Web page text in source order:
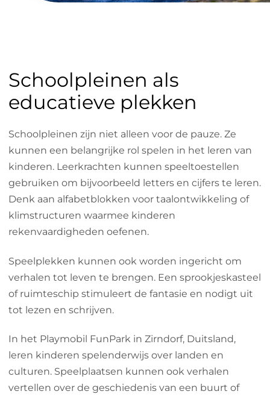
Schoolpleinen als
educatieve plekken
Schoolpleinen zijn niet alleen voor de pauze. Ze
kunnen een belangrijke rol spelen in het leren van
kinderen. Leerkrachten kunnen speeltoestellen
gebruiken om bijvoorbeeld letters en cijfers te leren.
Denk aan alfabetblokken voor taalontwikkeling of
klimstructuren waarmee kinderen
rekenvaardigheden oefenen.
Speelplekken kunnen ook worden ingericht om
verhalen tot leven te brengen. Een sprookjeskasteel
of ruimteschip stimuleert de fantasie en nodigt uit
tot lezen en schrijven.
In het Playmobil FunPark in Zirndorf, Duitsland,
leren kinderen spelenderwijs over landen en
culturen. Speelplaatsen kunnen ook verhalen
vertellen over de geschiedenis van een buurt of